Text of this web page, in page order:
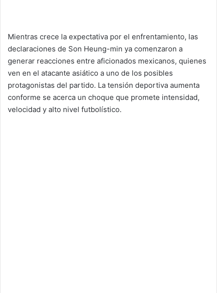
Mientras crece la expectativa por el enfrentamiento, las
declaraciones de Son Heung-min ya comenzaron a
generar reacciones entre aficionados mexicanos, quienes
ven en el atacante asiático a uno de los posibles
protagonistas del partido. La tensión deportiva aumenta
conforme se acerca un choque que promete intensidad,
velocidad y alto nivel futbolístico.